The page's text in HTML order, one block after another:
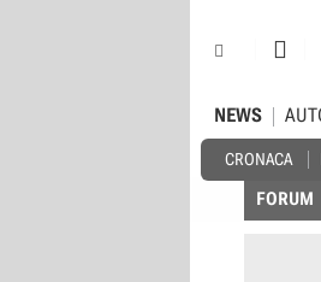
NEWS
CRONACA
FORUM